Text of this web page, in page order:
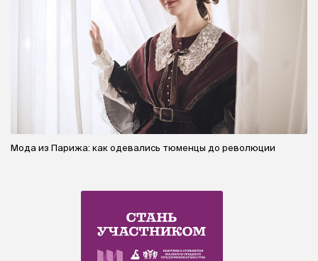
Мода из Парижа: как одевались тюменцы до революции